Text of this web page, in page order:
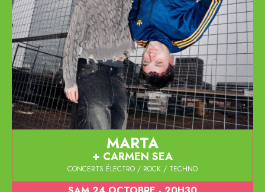
MARTA
CARMEN SEA
CONCERTS ÉLECTRO / ROCK / TECHNO